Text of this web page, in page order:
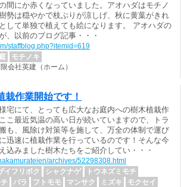
間にか赤くなっていました。アオハダはモチノ
勢は穏やかで枝ぶりが涼しげ、秋に黄葉がきれ
して単独で植えても絵になります。 アオハダの
、以前のブログ記事・・・
staffblog.php?itemid=619
庭
モチノキ
社英建（ホーム）
栽作業開始です！
宅にて、とっても広大なお庭内への樹木植栽作
こ最近気温の高い日が続いていますので、トラ
も、風除け対策等を施して、万全の体制で運び
迅速に植栽作業を行っているのです！そんな今
込みました樹木たちをご紹介してい・・・
archives/52298308.html
イフリボク シャクナゲ
トウネズミモチ
バラ フトモモ マンサク ミズキ
モクセイ